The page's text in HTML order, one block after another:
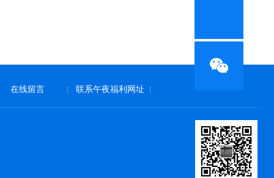
在线留言 联系午夜福利网址